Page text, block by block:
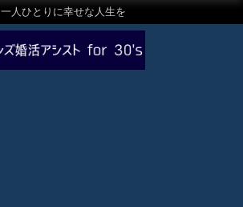
一人ひとりに幸せな人生を